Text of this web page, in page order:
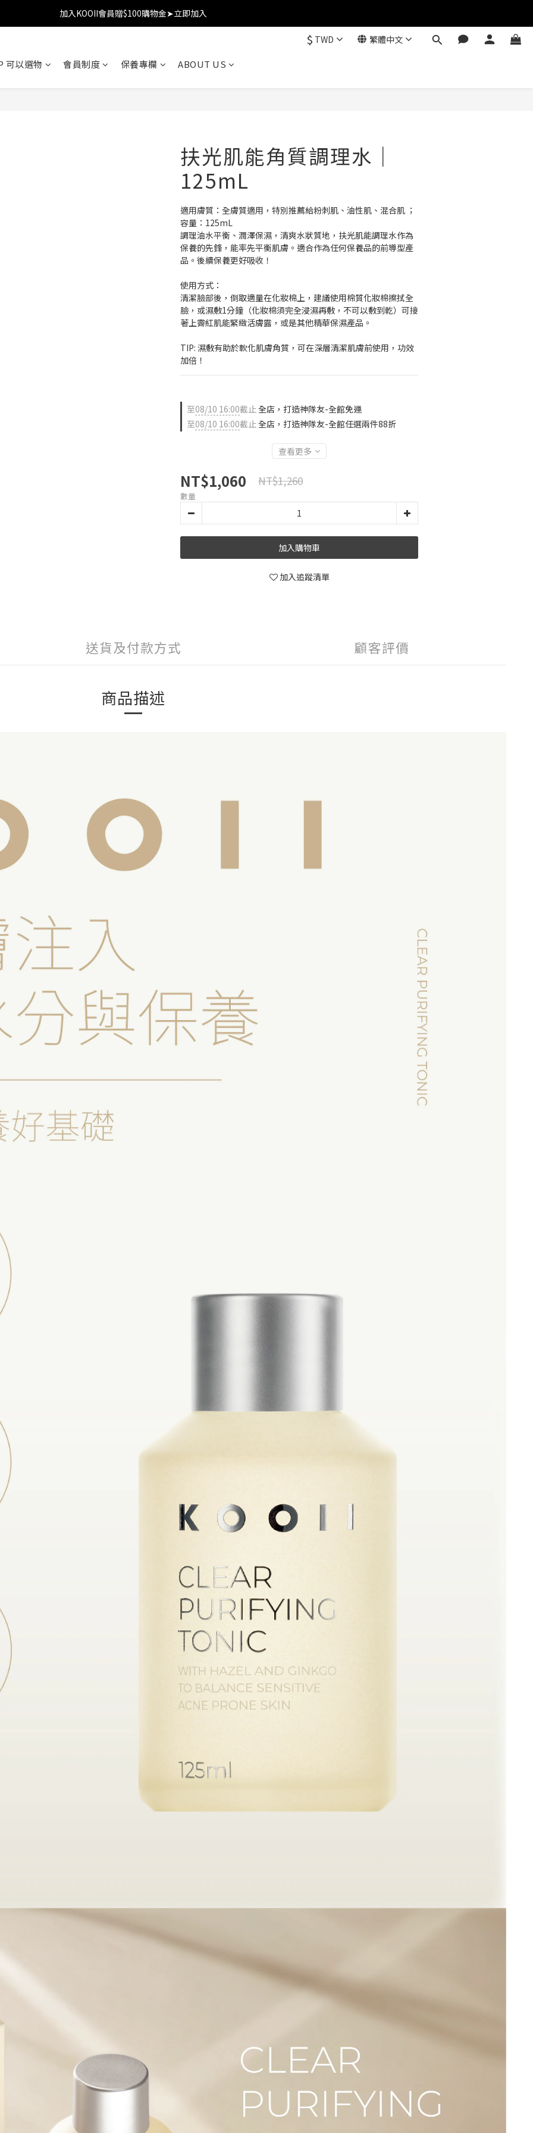
加入KOOII會員贈$100購物金➤立即加入
加入KOOII會員贈$100購物金➤立即加入
加入KOOII會員贈$100購物金➤立即加入
$ TWD 繁體中文
可以選物 會員制度 保養專欄 ABOUT US
扶光肌能角質調理水｜
125mL
適用膚質：全膚質適用，特別推薦給粉刺肌、油性肌、混合肌 ；
容量：125mL
調理油水平衡、潤澤保濕，清爽水狀質地，扶光肌能調理水作為
保養的先鋒，能率先平衡肌膚。適合作為任何保養品的前導型產
品。後續保養更好吸收！
使用方式：
清潔臉部後，倒取適量在化妝棉上，建議使用棉質化妝棉擦拭全
臉，或濕敷1分鐘（化妝棉須完全浸濕再敷，不可以敷到乾）可接
著上霽紅肌能緊緻活膚露，或是其他精華保濕產品。
TIP: 濕敷有助於軟化肌膚角質，可在深層清潔肌膚前使用，功效
加倍！
至08/10 16:00截止全店，打造神隊友-全館免運
至08/10 16:00截止全店，打造神隊友-全館任選兩件88折
查看更多
NT$1,060 NT$1,260
數量
加入購物車
加入追蹤清單
送貨及付款方式 顧客評價
商品描述